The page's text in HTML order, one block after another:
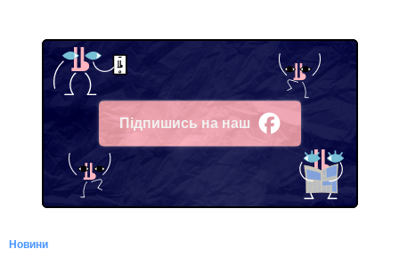
Підпишись на наш
Facebook
Новини